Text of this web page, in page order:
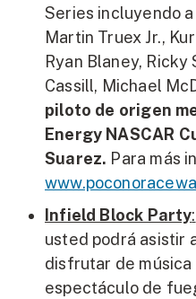
Series incluyendo
Martin Truex Jr.,
Ryan Blaney, Ricky
Cassill, Michael
piloto de origen
Energy NASCAR
Suarez. Para más
Infield Block Party:
usted podrá asistir
disfrutar de música
espectáculo de